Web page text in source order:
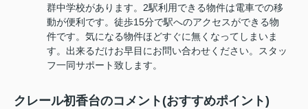
群中学校があります。2駅利用できる物件は電車での移
動が便利です。徒歩15分で駅へのアクセスができる物
件です。気になる物件ほどすぐに無くなってしまいま
す。出来るだけお早目にお問い合わせください。スタッ
フ一同サポート致します。
クレール初香台のコメント(おすすめポイント)